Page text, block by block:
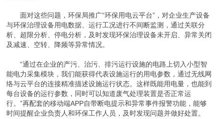
面对这些问题，环保局推广“环保用电云平台”，对企业生产设备
与环保治理设备用电数据、运行工况进行不间断监测，通过关联分
析、超限分析、停电分析，及时发现环保治理设备未开启、异常关闭
及减速、空转、降频等异常情况。
“通过在企业的产污、治污、排污运行设施的电路上切入小型智
能电力采集模块，我们能获得代表设施运行的用电参数，通过无线网
络与云平台的连接精准描述设施运行状态。这样既能用电量，也能到
每台设备的运行参数，同时可以知道废气处理装置是否正常运
行。”再配套的移动端APP自带断电提示和异常事件报警功能，能够
时间提醒企业负责人和环保工作人员，及时发现问题并做好处置。